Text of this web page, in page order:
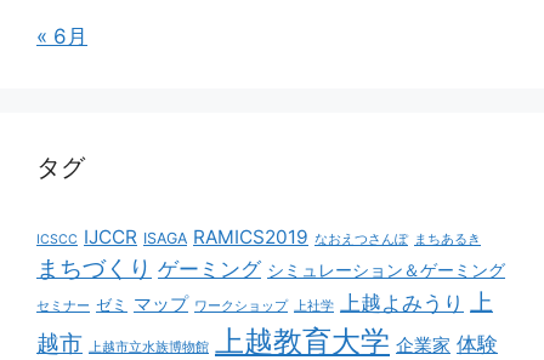
« 6月
タグ
ICSCC IJCCR ISAGA RAMICS2019 なおえつさんぽ まちあるき
まちづくり ゲーミング シミュレーション＆ゲーミング
セミナー ゼミ マップ ワークショップ 上社学 上越よみうり 上
越市 上越市立水族博物館 上越教育大学 企業家 体験